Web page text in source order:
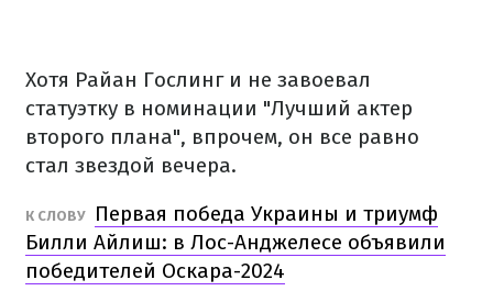
Хотя Райан Гослинг и не завоевал
статуэтку в номинации "Лучший актер
второго плана", впрочем, он все равно
стал звездой вечера.
К СЛОВУ
Первая победа Украины и триумф
Билли Айлиш: в Лос-Анджелесе объявили
победителей Оскара-2024